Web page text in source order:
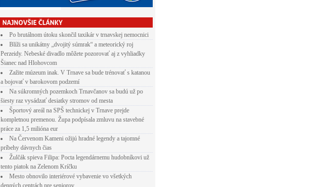
Po brutálnom útoku skončil taxikár v trnavskej nemocnici
Blíži sa unikátny „dvojitý súmrak“ a meteorický roj
Perzeidy. Nebeské divadlo môžete pozorovať aj z vyhliadky
Šianec nad Hlohovcom
Zažite múzeum inak. V Trnave sa bude trénovať s katanou
a bojovať v barokovom podzemí
Na súkromných pozemkoch Trnavčanov sa budú už po
šiesty raz vysádzať desiatky stromov od mesta
Športový areál na SPŠ technickej v Trnave prejde
kompletnou premenou. Župa podpísala zmluvu na stavebné
práce za 1,5 milióna eur
Na Červenom Kameni ožijú hradné legendy a tajomné
príbehy dávnych čias
Žulčák spieva Filipa: Pocta legendárnemu hudobníkovi už
tento piatok na Zelenom Kríčku
Mesto obnovilo interiérové vybavenie vo všetkých
denných centrách pre seniorov